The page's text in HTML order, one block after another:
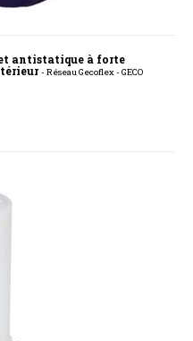
antistatique à forte
- Réseau Gecoflex - GECO